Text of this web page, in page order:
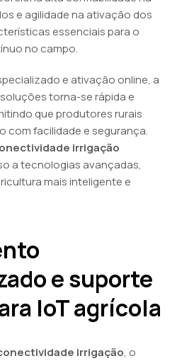
e agilidade na ativação dos
essenciais para o
no campo.
e ativação online, a
torna-se rápida e
que produtores rurais
com facilidade e segurança.
irrigação
a tecnologias avançadas,
mais inteligente e
e suporte
IoT agrícola
irrigação, o